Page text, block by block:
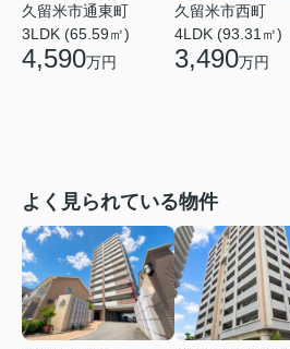
久留米市通東町
3LDK (65.59㎡)
4,590万円
久留米市西町
4LDK (93.31㎡)
3,490万円
よく見られている物件